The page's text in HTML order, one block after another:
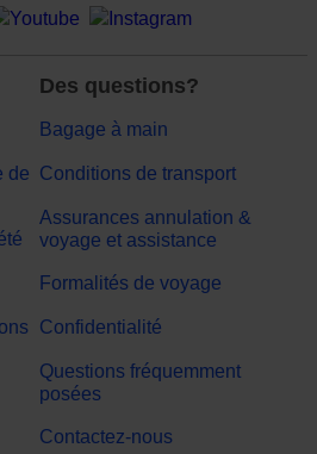
de
Des questions?
Bagage à main
Conditions de transport
Assurances annulation &
voyage et assistance
Formalités de voyage
Confidentialité
Questions fréquemment
posées
Contactez-nous